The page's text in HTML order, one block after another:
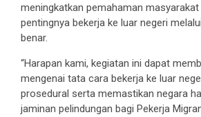
meningkatkan pemahaman masyarakat
pentingnya bekerja ke luar negeri
benar.
“Harapan kami, kegiatan ini dapat
mengenai tata cara bekerja ke luar
prosedural serta memastikan negara
jaminan pelindungan bagi Pekerja